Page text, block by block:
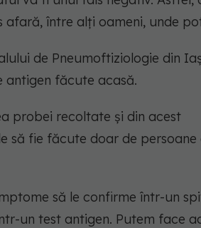
afară, între alți oameni, unde
de Pneumoftiziologie din
făcute acasă.
probei recoltate și din acest
să fie făcute doar de persoane
să le confirme într-un
un test antigen. Putem face